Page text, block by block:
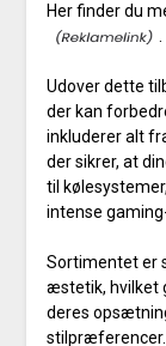
Her finder du
Udover dette
der kan
inkluderer alt
der sikrer, at
til
intense
Sortimentet er
æstetik, hvilket
deres